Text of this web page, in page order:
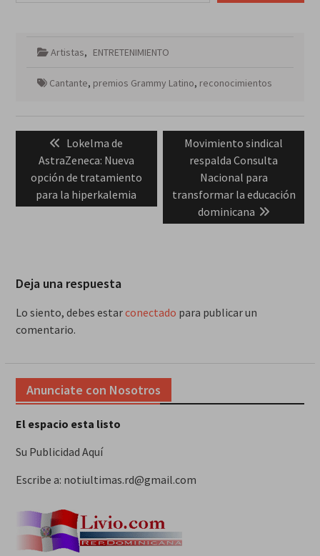
Artistas, ENTRETENIMIENTO
Cantante, premios Grammy Latino, reconocimientos
entradas
Previous
post:
Lokelma de
AstraZeneca: Nueva
opción de tratamiento
para la hiperkalemia
Next
post:
Movimiento sindical
respalda Consulta
Nacional para
transformar la educación
dominicana
Deja una respuesta
Lo siento, debes estarconectado para publicar un
comentario.
Anunciate con Nosotros
El espacio esta listo
Su Publicidad Aquí
Escribe a: notiultimas.rd@gmail.com